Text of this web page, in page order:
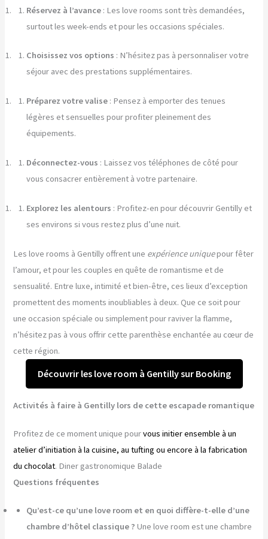
Réservez à l’avance : Les love rooms sont très demandées,
surtout les week-ends et pour les occasions spéciales.
Choisissez vos options : N’hésitez pas à personnaliser votre
séjour avec des prestations supplémentaires.
Préparez votre valise : Pensez à emporter des tenues
légères et sensuelles pour profiter pleinement des
équipements.
Déconnectez-vous : Laissez vos téléphones de côté pour
vous consacrer entièrement à votre partenaire.
Explorez les alentours : Profitez-en pour découvrir Gentilly et
ses environs si vous restez plus d’une nuit.
Les love rooms à Gentilly offrent une expérience uniquepour fêter
l’amour, et pour les couples en quête de romantisme et de
sensualité. Entre luxe, intimité et bien-être, ces lieux d’exception
promettent des moments inoubliables à deux. Que ce soit pour
une occasion spéciale ou simplement pour raviver la flamme,
n’hésitez pas à vous offrir cette parenthèse enchantée au cœur de
cette région.
Découvrir les love room à Gentilly sur Booking
Activités à faire à Gentilly lors de cette escapade romantique
Profitez de ce moment unique pourvous initier ensemble à un
atelier d’initiation à la cuisine, au tufting ou encore à la fabrication
du chocolat. Diner gastronomique Balade
Questions fréquentes
Qu’est-ce qu’une love room et en quoi diffère-t-elle d’une
chambre d’hôtel classique ? Une love room est une chambre